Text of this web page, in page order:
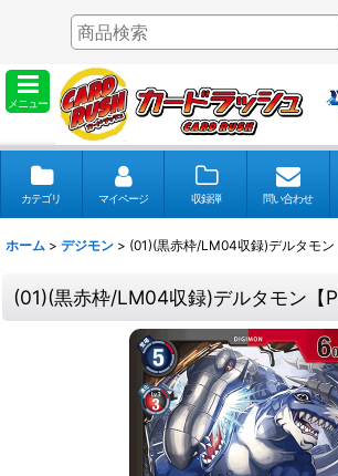
メニュー
カテゴリ マイページ 収録弾 問い合わせ
ホーム > デジモン > (01)(黒赤枠/LM04収録)デルタモン
(01)(黒赤枠/LM04収録)デルタモン【